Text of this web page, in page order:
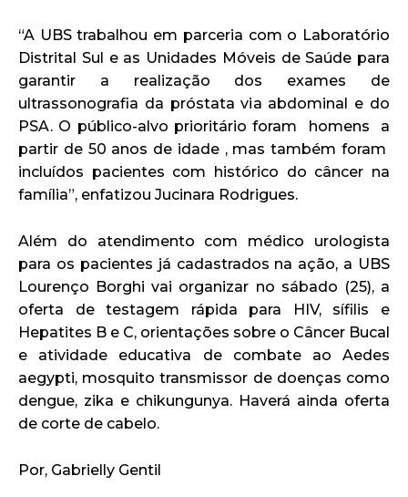
“A UBS trabalhou em parceria com o Laboratório
Distrital Sul e as Unidades Móveis de Saúde para
garantir a realização dos exames de
ultrassonografia da próstata via abdominal e do
PSA. O público-alvo prioritário foram homens a
partir de 50 anos de idade , mas também foram
incluídos pacientes com histórico do câncer na
família”, enfatizou Jucinara Rodrigues.
Além do atendimento com médico urologista
para os pacientes já cadastrados na ação, a UBS
Lourenço Borghi vai organizar no sábado (25), a
oferta de testagem rápida para HIV, sífilis e
Hepatites B e C, orientações sobre o Câncer Bucal
e atividade educativa de combate ao Aedes
aegypti, mosquito transmissor de doenças como
dengue, zika e chikungunya. Haverá ainda oferta
de corte de cabelo.
Por, Gabrielly Gentil